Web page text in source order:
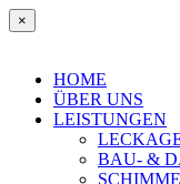
×
HOME
ÜBER UNS
LEISTUNGEN
BAU- &